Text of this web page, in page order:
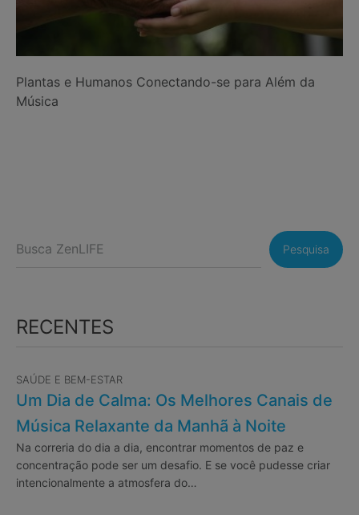
Plantas e Humanos Conectando-se para Além da
Música
Pesquisa
RECENTES
SAÚDE E BEM-ESTAR
Um Dia de Calma: Os Melhores Canais de
Música Relaxante da Manhã à Noite
Na correria do dia a dia, encontrar momentos de paz e
concentração pode ser um desafio. E se você pudesse criar
intencionalmente a atmosfera do…